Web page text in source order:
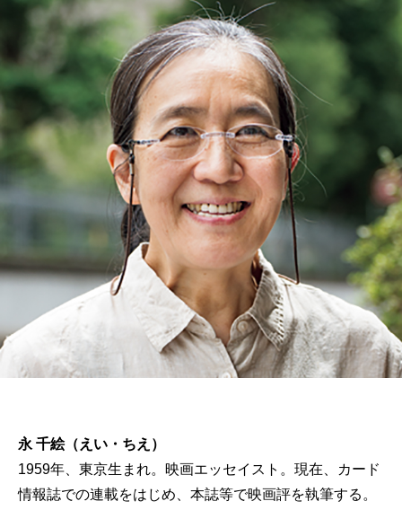
永 千絵（えい・ちえ）
1959年、東京生まれ。映画エッセイスト。現在、カード
情報誌での連載をはじめ、本誌等で映画評を執筆する。